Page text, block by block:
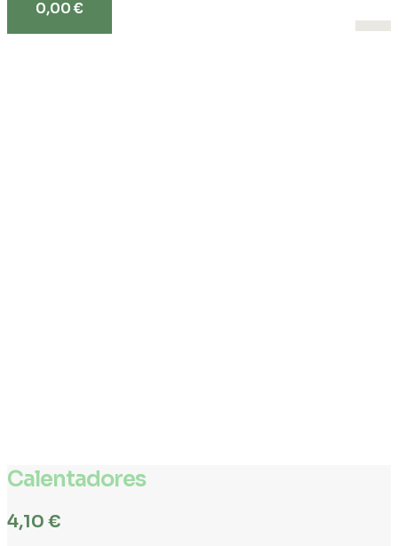
0,00€
Calentadores
4,10 €